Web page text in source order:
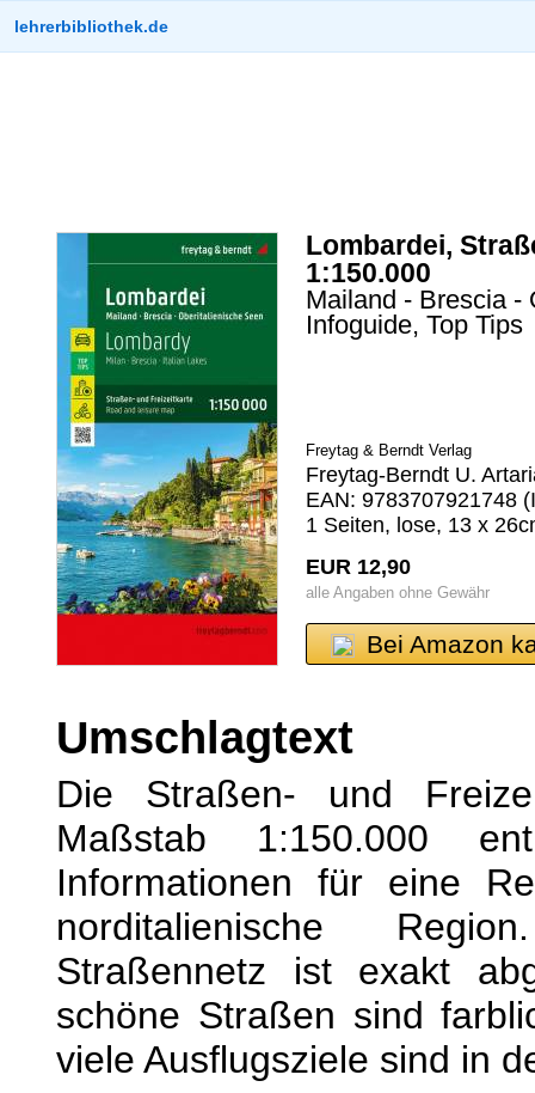
lehrerbibliothek.de
Lombardei,
1:150.000
Mailand - Brescia -
Infoguide, Top Tips
Freytag & Berndt Verlag
Freytag-Berndt U.
EAN: 9783707921748
1 Seiten, lose, 13 x
EUR 12,90
alle Angaben ohne Gewähr
Bei Amazon
Umschlagtext
Die Straßen- und
Maßstab 1:150.000
Informationen für eine
norditalienische
Straßennetz ist exakt
schöne Straßen sind
viele Ausflugsziele sind in